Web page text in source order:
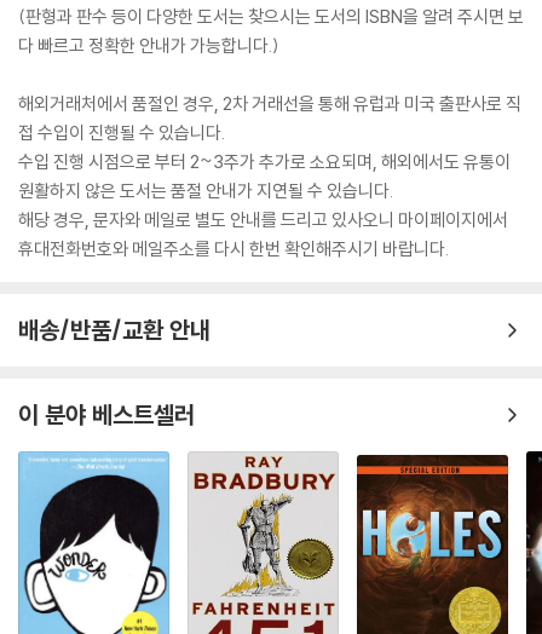
(판형과 판수 등이 다양한 도서는 찾으시는 도서의 ISBN을 알려 주시면 보
다 빠르고 정확한 안내가 가능합니다.)
해외거래처에서 품절인 경우, 2차 거래선을 통해 유럽과 미국 출판사로 직
접 수입이 진행될 수 있습니다.
수입 진행 시점으로 부터 2~3주가 추가로 소요되며, 해외에서도 유통이
원활하지 않은 도서는 품절 안내가 지연될 수 있습니다.
해당 경우, 문자와 메일로 별도 안내를 드리고 있사오니 마이페이지에서
휴대전화번호와 메일주소를 다시 한번 확인해주시기 바랍니다.
배송/반품/교환 안내
이 분야 베스트셀러